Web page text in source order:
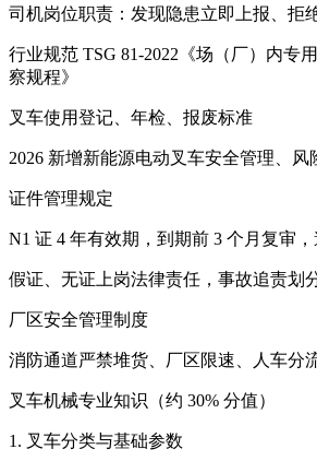
司机岗位职责：发现隐患立即上报、拒
行业规范 TSG 81-2022《场（厂）内专
察规程》
叉车使用登记、年检、报废标准
2026 新增新能源电动叉车安全管理、风
证件管理规定
N1 证 4 年有效期，到期前 3 个月复审
假证、无证上岗法律责任，事故追责划
厂区安全管理制度
消防通道严禁堆货、厂区限速、人车分
叉车机械专业知识（约 30% 分值）
1. 叉车分类与基础参数